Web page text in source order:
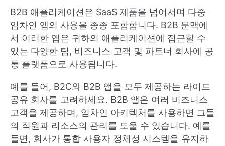
B2B 애플리케이션은 SaaS 제품을 넘어서며 다중
임차인 앱의 사용을 종종 포함합니다. B2B 문맥에
서 이러한 앱은 귀하의 애플리케이션에 접근할 수
있는 다양한 팀, 비즈니스 고객 및 파트너 회사에 공
통 플랫폼으로 사용됩니다.
예를 들어, B2C와 B2B 앱을 모두 제공하는 라이드
공유 회사를 고려하세요. B2B 앱은 여러 비즈니스
고객을 제공하며, 임차인 아키텍처를 사용하면 그들
의 직원과 리소스의 관리를 도울 수 있습니다. 예를
들면, 회사가 통합 사용자 정체성 시스템을 유지하